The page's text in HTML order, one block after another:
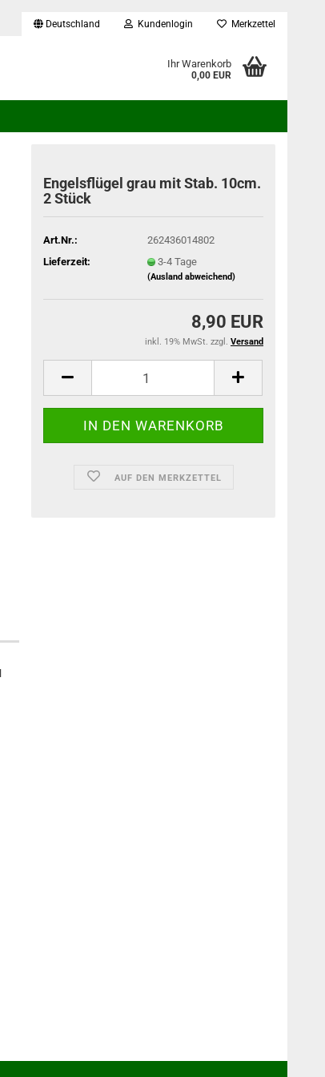
Deutschland Kundenlogin Merkzettel
Ihr Warenkorb
0,00 EUR
Engelsflügel grau mit Stab. 10cm.
2 Stück
Art.Nr.:
262436014802
Lieferzeit:
3-4 Tage
(Ausland abweichend)
8,90 EUR
inkl. 19% MwSt. zzgl. Versand
AUF DEN MERKZETTEL